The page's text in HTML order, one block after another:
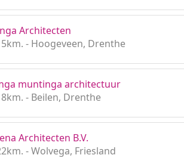
Architecten
- Hoogeveen, Drenthe
muntinga architectuur
- Beilen, Drenthe
Architecten B.V.
- Wolvega, Friesland